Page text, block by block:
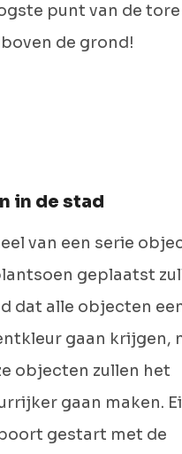
punt van de
de grond!
in de stad
van een serie
geplaatst
dat alle objecten
gaan krijgen,
objecten zullen het
gaan maken.
gestart met de